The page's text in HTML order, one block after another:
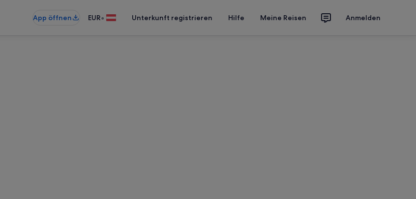
App öffnen EUR• Unterkunft registrieren Hilfe Meine Reisen Anmelden